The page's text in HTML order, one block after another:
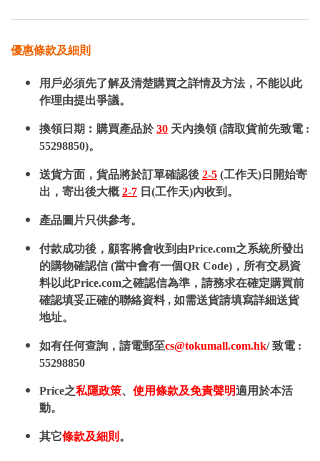
優惠條款及細則
用戶必須先了解及清楚購買之詳情及方法，不能以此
作理由提出爭議。
換領日期︰購買產品於30 天內換領 (請取貨前先致電 :
55298850)。
送貨方面，貨品將於訂單確認後 2-5 (工作天)日開始寄
出，寄出後大概2-7 日(工作天)內收到。
產品圖片只供參考。
付款成功後，顧客將會收到由Price.com之系統所發出
的購物確認信 (當中會有一個QR Code)，所有交易資
料以此Price.com之確認信為準，請務求在確定購買前
確認填妥正確的聯絡資料 , 如需送貨請填寫詳細送貨
地址。
如有任何查詢，請電郵至cs@tokumall.com.hk/ 致電 :
55298850
Price之私隱政策、 使用條款及免責聲明適用於本活
動。
其它條款及細則 。